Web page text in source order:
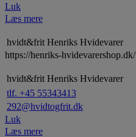
Luk
Læs mere
hvidt&frit Henriks Hvidevarer
https://henriks-hvidevarershop.dk/
hvidt&frit Henriks Hvidevarer
tlf. +45 55343413
292@hvidtogfrit.dk
Luk
Læs mere